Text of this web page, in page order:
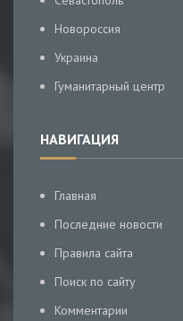
Новороссия
Украина
Гуманитарный центр
НАВИГАЦИЯ
Главная
Последние новости
Правила сайта
Поиск по сайту
Комментарии